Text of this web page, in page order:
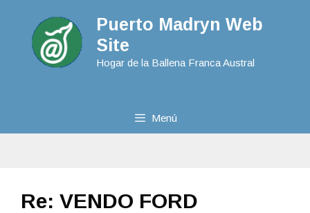
Puerto Madryn Web
Site
Hogar de la Ballena Franca Austral
Menú
Re: VENDO FORD